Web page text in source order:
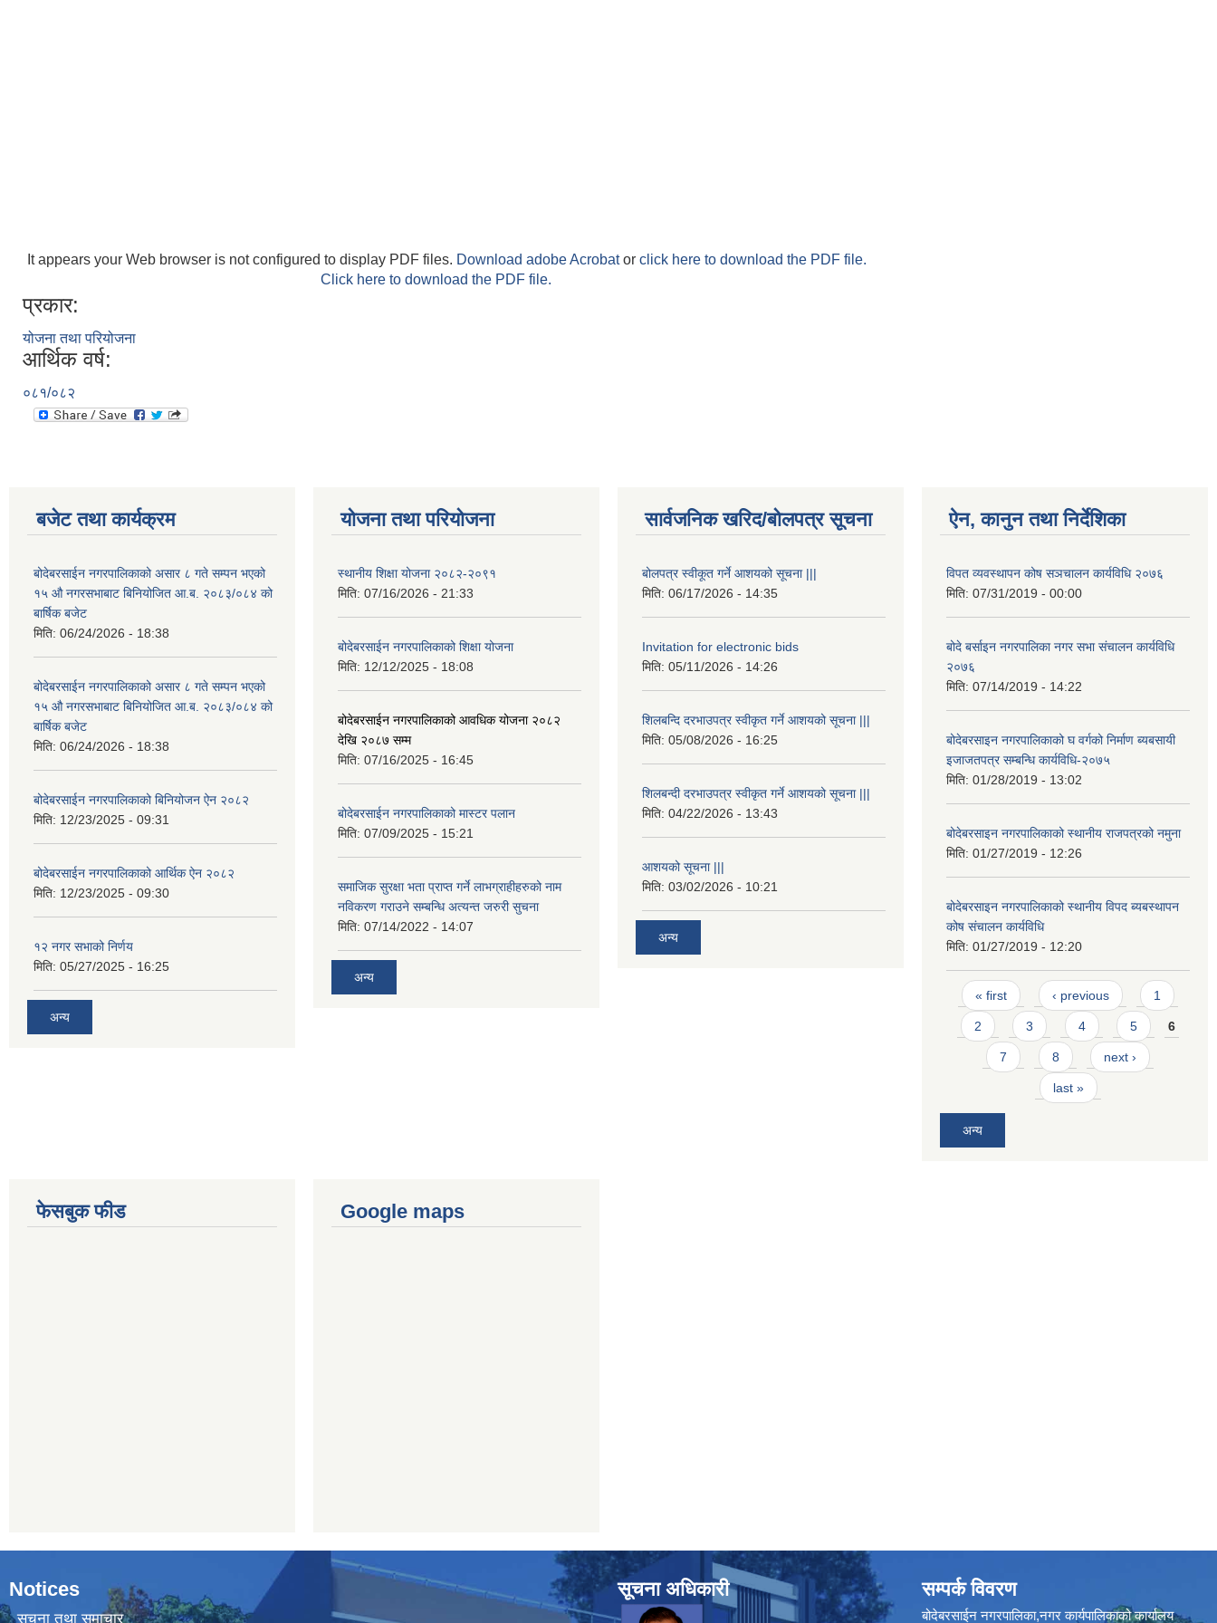
It appears your Web browser is not configured to display PDF files. Download adobe Acrobator click here to download the PDF file.
Click here to download the PDF file.
प्रकार:
योजना तथा परियोजना
आर्थिक वर्ष:
०८१/०८२
बजेट तथा कार्यक्रम
बोदेबरसाईन नगरपालिकाको असार ८ गते सम्पन भएको
१५ ‍‍‍औ नगरसभाबाट बिनियोजित आ.ब. २०८३/०८४ को
बार्षिक बजेट
मिति: 06/24/2026 - 18:38
बोदेबरसाईन नगरपालिकाको असार ८ गते सम्पन भएको
१५ ‍‍‍औ नगरसभाबाट बिनियोजित आ.ब. २०८३/०८४ को
बार्षिक बजेट
मिति: 06/24/2026 - 18:38
बोदेबरसाईन नगरपालिकाको बिनियोजन ऐन २०८२
मिति: 12/23/2025 - 09:31
बोदेबरसाईन नगरपालिकाको आर्थिक ऐन २०८२
मिति: 12/23/2025 - 09:30
१२ नगर सभाको निर्णय
मिति: 05/27/2025 - 16:25
अन्य
योजना तथा परियोजना
स्थानीय शिक्षा योजना २०८२-२०९१
मिति: 07/16/2026 - 21:33
बोदेबरसाईन नगरपालिकाको शिक्षा योजना
मिति: 12/12/2025 - 18:08
बोदेबरसाईन नगरपालिकाको आवधिक योजना २०८२
देखि २०८७ सम्म
मिति: 07/16/2025 - 16:45
बोदेबरसाईन नगरपालिकाको मास्टर पलान
मिति: 07/09/2025 - 15:21
समाजिक सुरक्षा भता प्राप्त गर्ने लाभग्राहीहरुको नाम
नविकरण गराउने सम्बन्धि अत्यन्त जरुरी सुचना
मिति: 07/14/2022 - 14:07
अन्य
सार्वजनिक खरिद/बोलपत्र सूचना
बोलपत्र स्वीकूत गर्ने आशयको सूचना |||
मिति: 06/17/2026 - 14:35
Invitation for electronic bids
मिति: 05/11/2026 - 14:26
शिलबन्दि दरभाउपत्र स्वीकृत गर्ने आशयको सूचना |||
मिति: 05/08/2026 - 16:25
शिलबन्दी दरभाउपत्र स्वीकृत गर्ने आशयको सूचना |||
मिति: 04/22/2026 - 13:43
आशयको सूचना |||
मिति: 03/02/2026 - 10:21
अन्य
ऐन, कानुन तथा निर्देशिका
विपत व्यवस्थापन कोष सञचालन कार्यविधि २०७६
मिति: 07/31/2019 - 00:00
बोदे बर्साइन नगरपालिका नगर सभा संचालन कार्यविधि
२०७६
मिति: 07/14/2019 - 14:22
बोदेबरसाइन नगरपालिकाको घ वर्गको निर्माण ब्यबसायी
इजाजतपत्र सम्बन्धि कार्यविधि-२०७५
मिति: 01/28/2019 - 13:02
बोदेबरसाइन नगरपालिकाको स्थानीय राजपत्रको नमुना
मिति: 01/27/2019 - 12:26
बोदेबरसाइन नगरपालिकाको स्थानीय विपद ब्यबस्थापन
कोष संचालन कार्यविधि
मिति: 01/27/2019 - 12:20
Pages
« first ‹ previous 1
2 3 4 5 6
7 8 next ›
last »
अन्य
फेसबुक फीड Google maps
Notices
सूचना तथा समाचार
सूचना अधिकारी सम्पर्क विवरण
बोदेबरसाईन नगरपालिका,नगर कार्यपालिकाको कार्यालय